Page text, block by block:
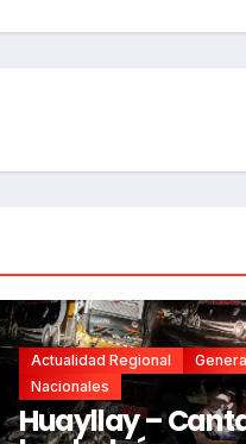
Actualidad Regional
Nacionales
Huayllay –